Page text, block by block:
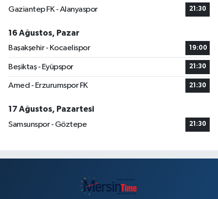
Gaziantep FK - Alanyaspor 21:30
16 Ağustos, Pazar
Başakşehir - Kocaelispor
19:00
Beşiktaş - Eyüpspor 21:30
Amed - Erzurumspor FK 21:30
17 Ağustos, Pazartesi
Samsunspor - Göztepe
21:30